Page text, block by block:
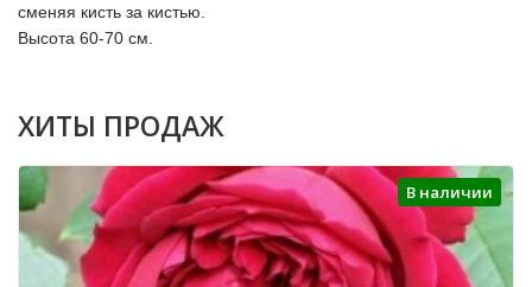
сменяя кисть за кистью.
Высота 60-70 см.
ХИТЫ ПРОДАЖ
В наличии